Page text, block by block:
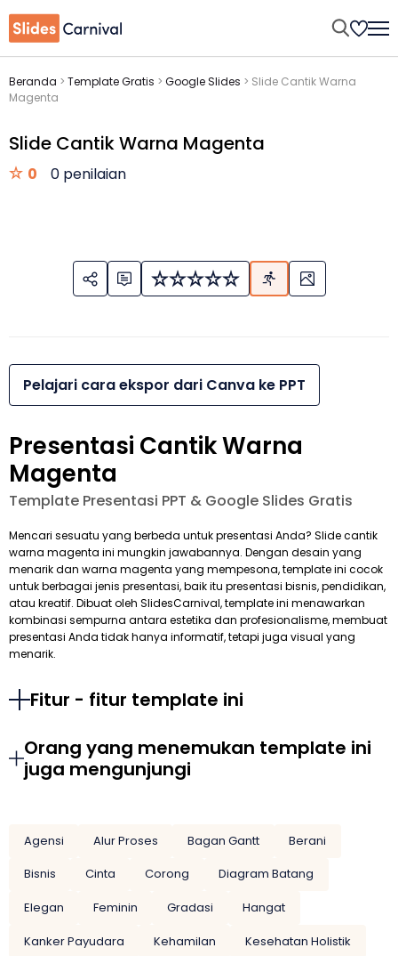
Beranda > Template Gratis > Google Slides > Slide Cantik Warna
Magenta
Slide Cantik Warna Magenta
0 0 penilaian
Pelajari cara ekspor dari Canva ke PPT
Presentasi Cantik Warna
Magenta
Template Presentasi PPT & Google Slides Gratis
Mencari sesuatu yang berbeda untuk presentasi Anda? Slide cantik
warna magenta ini mungkin jawabannya. Dengan desain yang
menarik dan warna magenta yang mempesona, template ini cocok
untuk berbagai jenis presentasi, baik itu presentasi bisnis, pendidikan,
atau kreatif. Dibuat oleh SlidesCarnival, template ini menawarkan
kombinasi sempurna antara estetika dan profesionalisme, membuat
presentasi Anda tidak hanya informatif, tetapi juga visual yang
menarik.
Fitur - fitur template ini
Orang yang menemukan template ini
juga mengunjungi
Agensi Alur Proses Bagan Gantt
Berani
Bisnis
Cinta Corong
Diagram Batang
Elegan
Feminin Gradasi
Hangat
Kanker Payudara
Kehamilan
Kesehatan Holistik